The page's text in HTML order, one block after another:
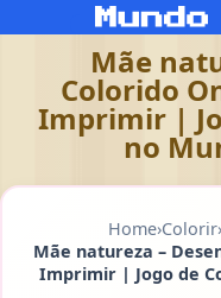
Mãe
Colorido
Imprimir |
no
Home›Colorir›
Mãe natureza –
Imprimir | Jogo de